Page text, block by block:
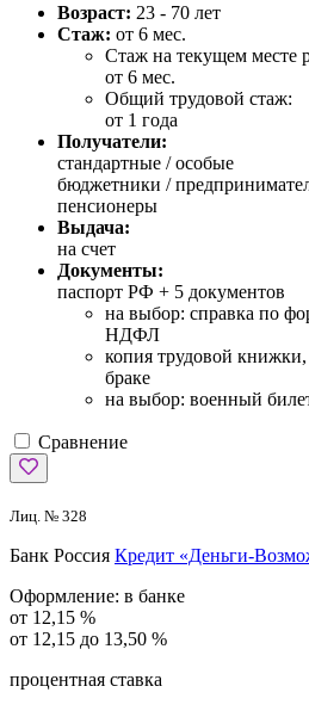
Возраст: 23 - 70 лет
Стаж: от 6 мес.
Стаж на текущем месте
от 6 мес.
Общий трудовой стаж:
от 1 года
Получатели:
стандартные /особые
бюджетники /
пенсионеры
Выдача:
на счет
Документы:
паспорт РФ + 5 документов
на выбор: справка по
НДФЛ
копия трудовой
браке
на выбор: военный
Сравнение
Лиц. № 328
Банк Россия Кредит «Деньги-
Оформление: в банке
от 12,15 %
от 12,15 до 13,50 %
процентная ставка